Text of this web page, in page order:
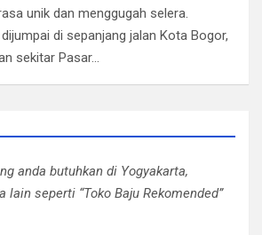
unik dan menggugah selera.
di sepanjang jalan Kota Bogor,
sekitar Pasar…
anda butuhkan di Yogyakarta,
lain seperti “Toko Baju Rekomended”